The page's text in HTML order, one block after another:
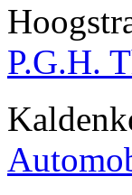
P.G.H.